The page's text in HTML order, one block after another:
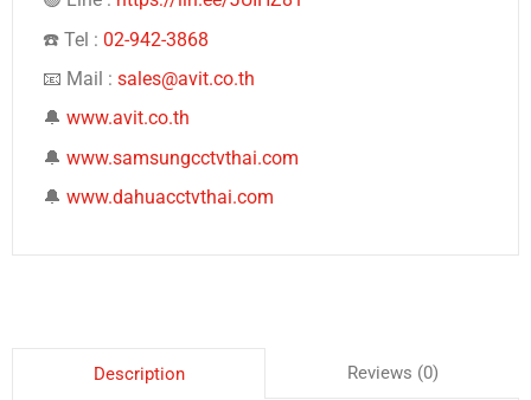
☎️ Tel : 02-942-3868
📧 Mail : sales@avit.co.th
🔔 www.avit.co.th
🔔 www.samsungcctvthai.com
🔔 www.dahuacctvthai.com
Description Reviews (0)